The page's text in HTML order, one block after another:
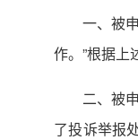
一、被
作。”根据
二、被
了投诉举报